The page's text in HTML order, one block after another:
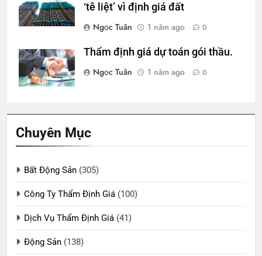
‘tê liệt’ vì định giá đất
Ngọc Tuân
1 năm ago 0
Thẩm định giá dự toán gói thầu.
Ngọc Tuân
1 năm ago 0
Chuyên Mục
Bất Động Sản (305)
Công Ty Thẩm Định Giá (100)
Dịch Vụ Thẩm Định Giá (41)
Động Sản (138)